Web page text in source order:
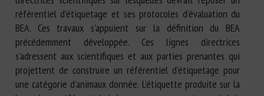
référentiel d’étiquetage et ses protocoles d’évaluation du
BEA. Ces travaux s’appuient sur la définition du BEA
précédemment développée. Ces lignes directrices
s’adressent aux scientifiques et aux parties prenantes qui
projettent de construire un référentiel d’étiquetage pour
une catégorie d’animaux donnée. L’étiquette produite sur la